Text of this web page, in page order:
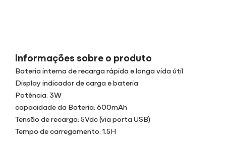
Informações sobre o produto
Bateria interna de recarga rápida e longa vida útil
Display indicador de carga e bateria
Potência: 3W
capacidade da Bateria: 600mAh
Tensão de recarga: 5Vdc (via porta USB)
Tempo de carregamento: 1.5H